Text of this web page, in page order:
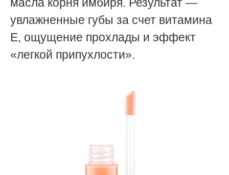
увлажненные губы за счет витамина
Е, ощущение прохлады и эффект
«легкой припухлости».